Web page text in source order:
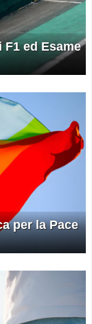
ed Esame
per la Pace